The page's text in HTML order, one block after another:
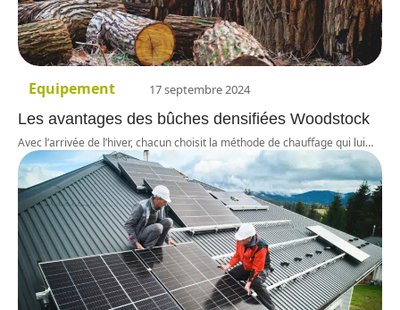
Equipement 17 septembre 2024
Les avantages des bûches densifiées Woodstock
Avec l’arrivée de l’hiver, chacun choisit la méthode de chauffage qui lui…